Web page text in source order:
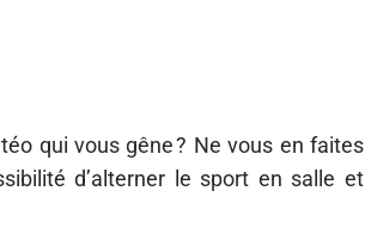
qui vous gêne ? Ne vous en faites
d’alterner le sport en salle et